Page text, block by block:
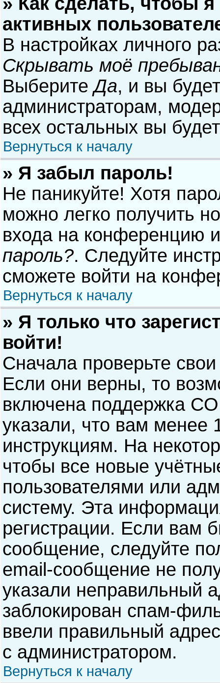
активных
В настройках личного
Скрывать моё
ВыберитеДа, и вы
администраторам,
всех остальных вы
Вернуться к началу
» Я забыл пароль!
Не паникуйте! Хотя
можно легко получить
входа на конференцию
пароль?. Следуйте
сможете войти на
Вернуться к началу
» Я только что
войти!
Сначала проверьте
Если они верны, то
включена поддержка
указали, что вам менее
инструкциям. На
чтобы все новые
пользователями или
систему. Эта
регистрации. Если вам
сообщение, следуйте
email-сообщение не
указали неправильный
заблокирован спам-
ввели правильный
с администратором.
Вернуться к началу